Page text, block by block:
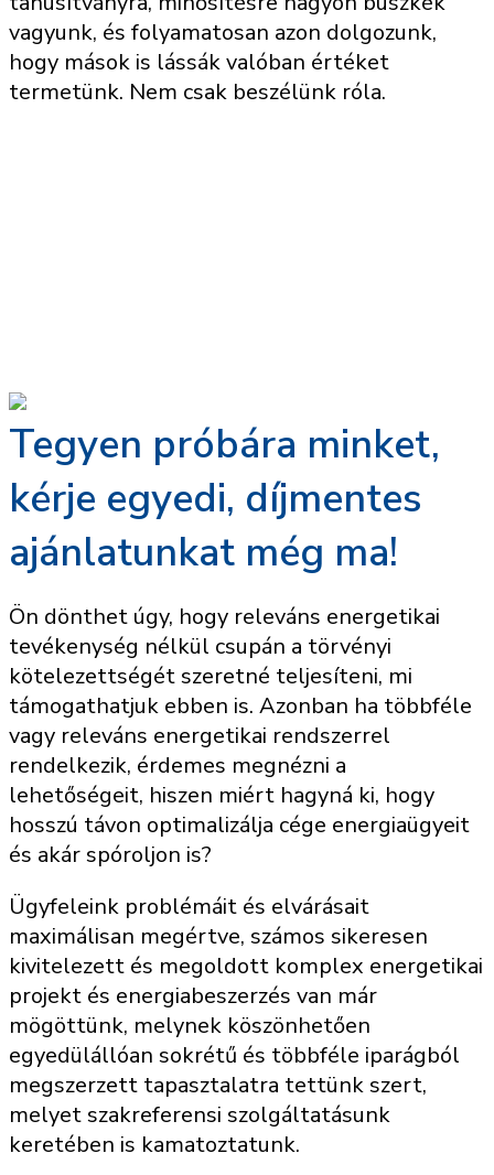
vagyunk, és folyamatosan azon dolgozunk,
hogy mások is lássák valóban értéket
termetünk. Nem csak beszélünk róla.
Tegyen próbára minket,
kérje egyedi, díjmentes
ajánlatunkat még ma!
Ön dönthet úgy, hogy releváns energetikai
tevékenység nélkül csupán a törvényi
kötelezettségét szeretné teljesíteni, mi
támogathatjuk ebben is. Azonban ha többféle
vagy releváns energetikai rendszerrel
rendelkezik, érdemes megnézni a
lehetőségeit, hiszen miért hagyná ki, hogy
hosszú távon optimalizálja cége energiaügyeit
és akár spóroljon is?
Ügyfeleink problémáit és elvárásait
maximálisan megértve, számos sikeresen
kivitelezett és megoldott komplex energetikai
projekt és energiabeszerzés van már
mögöttünk, melynek köszönhetően
egyedülállóan sokrétű és többféle iparágból
megszerzett tapasztalatra tettünk szert,
melyet szakreferensi szolgáltatásunk
keretében is kamatoztatunk.